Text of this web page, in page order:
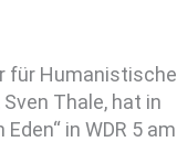
für Humanistische
Thale, hat in
in WDR 5 am